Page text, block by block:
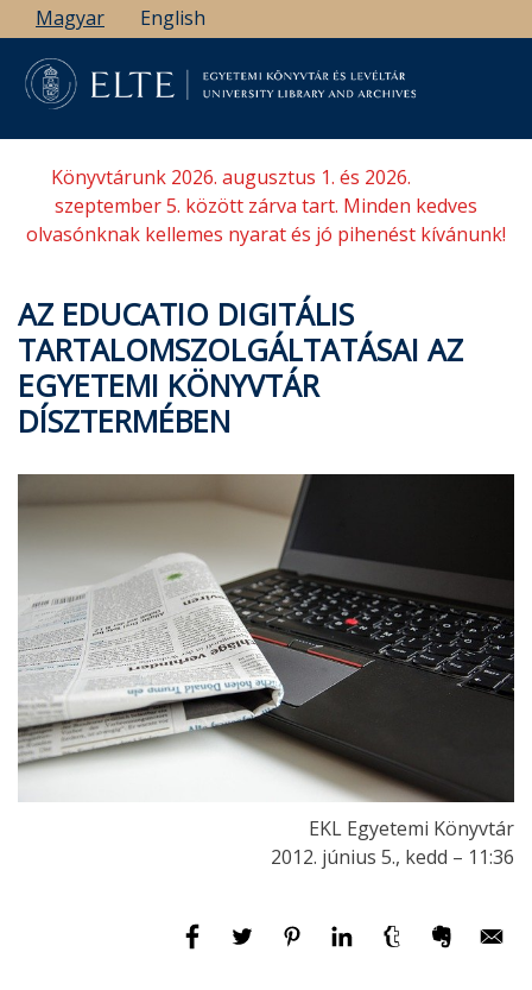
Ugrás
a
tartalomra
Magyar English
Könyvtárunk 2026. augusztus 1. és 2026.
szeptember 5. között zárva tart. Minden kedves
olvasónknak kellemes nyarat és jó pihenést kívánunk!
AZ EDUCATIO DIGITÁLIS
TARTALOMSZOLGÁLTATÁSAI AZ
EGYETEMI KÖNYVTÁR
DÍSZTERMÉBEN
EKL Egyetemi Könyvtár
2012. június 5., kedd – 11:36